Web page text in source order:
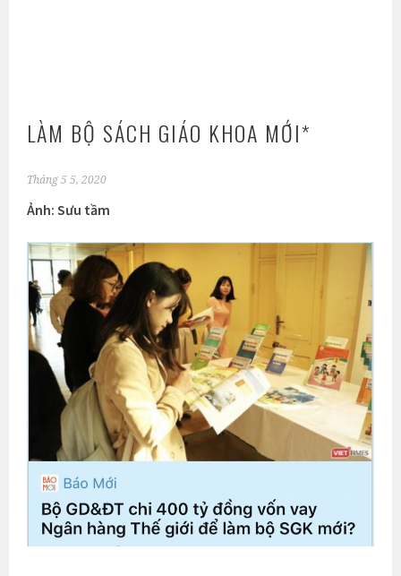
LÀM BỘ SÁCH GIÁO KHOA MỚI*
Tháng 5 5, 2020
Ảnh: Sưu tầm